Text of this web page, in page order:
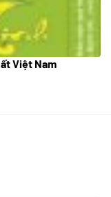
Việt Nam